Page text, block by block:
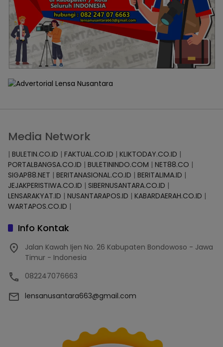
Media Network
| BULETIN.CO.ID | FAKTUAL.CO.ID | KLIKTODAY.CO.ID |
PORTALBANGSA.CO.ID | BULETININDO.COM | NET88.CO |
SIGAP88.NET | BERITANASIONAL.CO.ID | BERITALIMA.ID |
JEJAKPERISTIWA.CO.ID | SIBERNUSANTARA.CO.ID |
LENSARAKYAT.ID | NUSANTARAPOS.ID | KABARDAERAH.CO.ID |
WARTAPOS.CO.ID |
Info Kontak
Jalan Kawah Ijen No. 26 Kabupaten Bondowoso - Jawa
Timur - Indonesia
082247076663
lensanusantara663@gmail.com